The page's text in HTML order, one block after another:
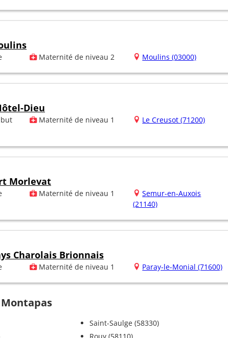
Maternité de niveau 2 Moulins (03000)
Dieu
Maternité de niveau 1 Le Creusot (71200)
Morlevat
Maternité de niveau 1
Semur-en-Auxois
(21140)
Charolais Brionnais
Maternité de niveau 1 Paray-le-Monial (71600)
Saint-Saulge (58330)